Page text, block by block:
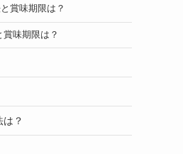
賞味期限は？
味期限は？
？